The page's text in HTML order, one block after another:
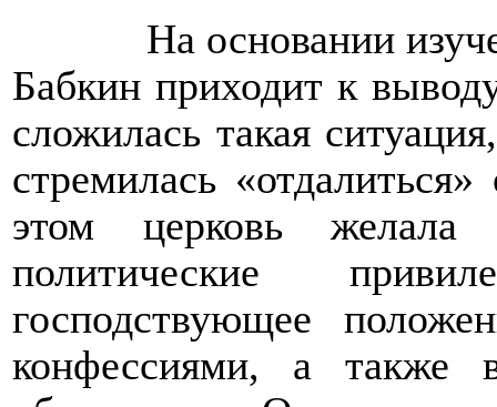
На основании
Бабкин приходит к
сложилась такая
стремилась
этом церковь желала
политические
господствующее
конфессиями, а также